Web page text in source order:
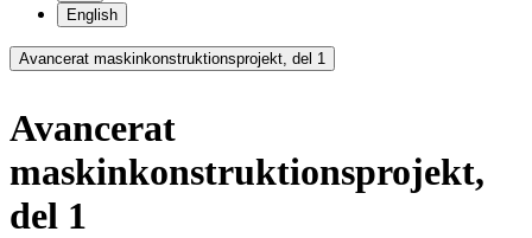
English
Avancerat maskinkonstruktionsprojekt, del 1
Avancerat
maskinkonstruktionsprojekt,
del 1